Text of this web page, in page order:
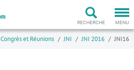
MENU
RECHERCHE
Congrès et Réunions JNI JNI 2016 JNI16